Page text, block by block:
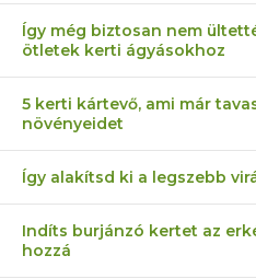
Így még biztosan nem
ötletek kerti ágyásokhoz
5 kerti kártevő, ami már
növényeidet
Így alakítsd ki a legszebb
Indíts burjánzó kertet az
hozzá